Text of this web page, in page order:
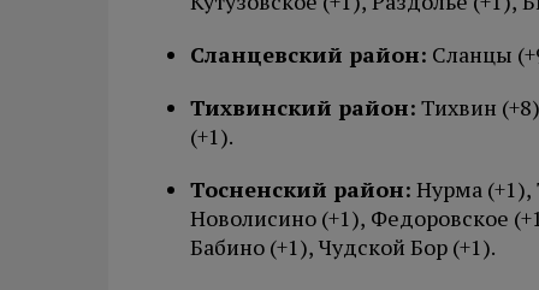
Сланцевский район: Сланцы
Тихвинский район: Тихвин
(+1).
Тосненский район: Нурма (+1),
Новолисино (+1), Федоровское
Бабино (+1), Чудской Бор (+1).